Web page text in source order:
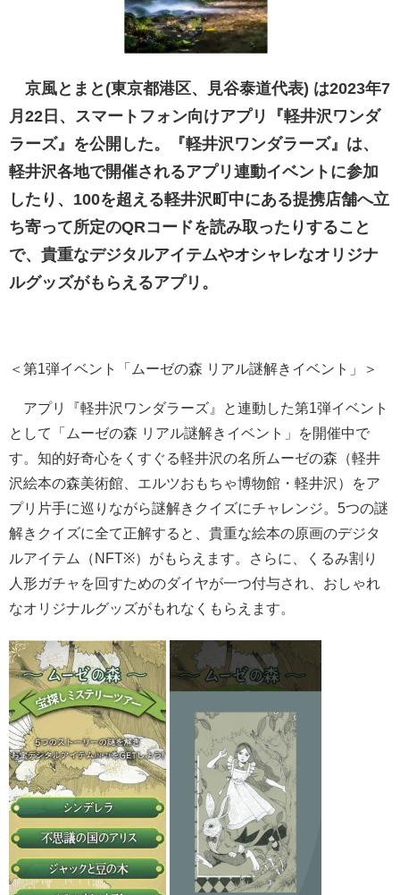
京風とまと(東京都港区、見谷泰道代表) は2023年7
月22日、スマートフォン向けアプリ『軽井沢ワンダ
ラーズ』を公開した。『軽井沢ワンダラーズ』は、
軽井沢各地で開催されるアプリ連動イベントに参加
したり、100を超える軽井沢町中にある提携店舗へ立
ち寄って所定のQRコードを読み取ったりすること
で、貴重なデジタルアイテムやオシャレなオリジナ
ルグッズがもらえるアプリ。
＜第1弾イベント「ムーゼの森 リアル謎解きイベント」＞
アプリ『軽井沢ワンダラーズ』と連動した第1弾イベント
として「ムーゼの森 リアル謎解きイベント」を開催中で
す。知的好奇心をくすぐる軽井沢の名所ムーゼの森（軽井
沢絵本の森美術館、エルツおもちゃ博物館・軽井沢）をア
プリ片手に巡りながら謎解きクイズにチャレンジ。5つの謎
解きクイズに全て正解すると、貴重な絵本の原画のデジタ
ルアイテム（NFT※）がもらえます。さらに、くるみ割り
人形ガチャを回すためのダイヤが一つ付与され、おしゃれ
なオリジナルグッズがもれなくもらえます。